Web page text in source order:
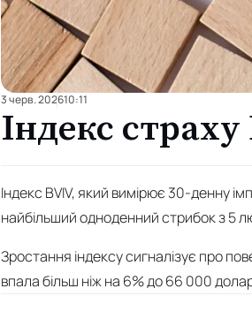
3 черв. 202610:11
Індекс
Індекс BVIV, який вимірює 30-денну
найбільший одноденний стрибок з 5
Зростання індексу сигналізує про
впала більш ніж на 6% до 66 000